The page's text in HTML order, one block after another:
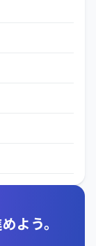
よう。